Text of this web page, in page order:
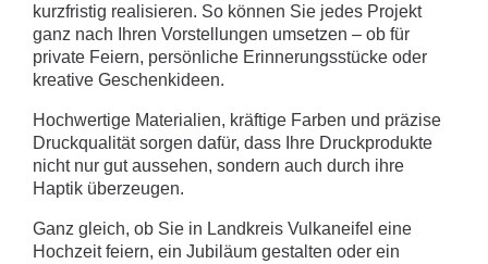
kurzfristig realisieren. So können Sie jedes Projekt
ganz nach Ihren Vorstellungen umsetzen – ob für
private Feiern, persönliche Erinnerungsstücke oder
kreative Geschenkideen.
Hochwertige Materialien, kräftige Farben und präzise
Druckqualität sorgen dafür, dass Ihre Druckprodukte
nicht nur gut aussehen, sondern auch durch ihre
Haptik überzeugen.
Ganz gleich, ob Sie in Landkreis Vulkaneifel eine
Hochzeit feiern, ein Jubiläum gestalten oder ein